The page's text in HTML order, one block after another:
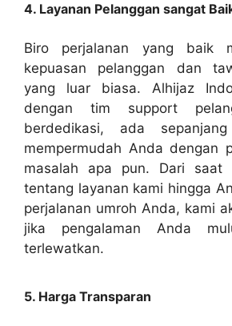
4. Layanan Pelanggan sangat
Biro perjalanan yang baik
kepuasan pelanggan dan
yang luar biasa. Alhijaz
dengan tim support
berdedikasi, ada
mempermudah Anda dengan
masalah apa pun. Dari saat
tentang layanan kami hingga
perjalanan umroh Anda, kami
jika pengalaman Anda
terlewatkan.
5. Harga Transparan